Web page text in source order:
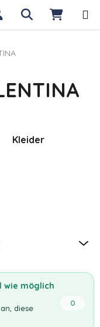
Suchen
Kleider
wie möglich
diese
0